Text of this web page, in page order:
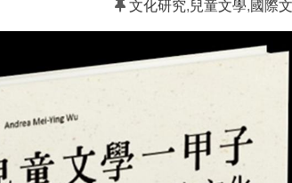
文化研究,兒童文學,國際